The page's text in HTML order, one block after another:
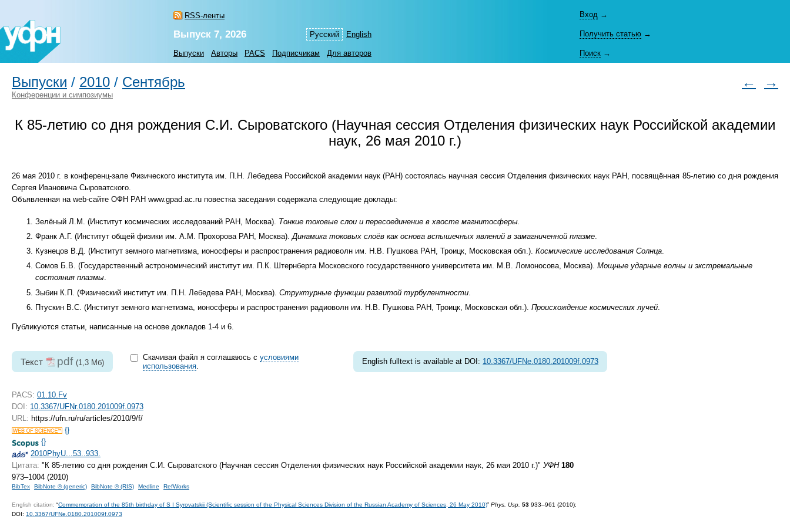
RSS-ленты
Русский English
Вход →
Выпуск 7, 2026 Получить статью →
Выпуски Авторы PACS Подписчикам Для авторов Поиск →
Выпуски / 2010 / Сентябрь ← →
Конференции и симпозиумы
К 85-летию со дня рождения С.И. Сыроватского (Научная сессия Отделения физических наук Российской академии
наук, 26 мая 2010 г.)
26 мая 2010 г. в конференц-зале Физического института им. П.Н. Лебедева Российской академии наук (РАН) состоялась научная сессия Отделения физических наук РАН, посвящённая 85-летиюсо дня рождения
Сергея Ивановича Сыроватского.
Объявленная на web-сайте ОФН РАН www.gpad.ac.ru повестка заседания содержала следующие доклады:
Зелёный Л.М. (Институт космических исследований РАН, Москва). Тонкие токовые слои и пересоединение в хвосте магнитосферы.
Франк А.Г. (Институт общей физики им. А.М. Прохорова РАН, Москва).Динамика токовых слоёв как основа вспышечных явлений в замагниченной плазме.
Кузнецов В.Д. (Институт земного магнетизма, ионосферы и распространения радиоволн им. Н.В. Пушкова РАН, Троицк, Московская обл.). Космические исследования Солнца.
Сомов Б.В. (Государственный астрономический институт им. П.К. Штернберга Московского государственного университета им. М.В. Ломоносова, Москва). Мощные ударные волны и экстремальные
состояния плазмы.
Зыбин К.П. (Физический институт им. П.Н. Лебедева РАН, Москва). Структурные функции развитой турбулентности
Птускин В.С. (Институт земного магнетизма, ионосферы и распространения радиоволн им. Н.В. Пушкова РАН, Троицк, Московская обл.). Происхождение космических лучей
Публикуются статьи, написанные на основе докладов 1-4 и 6.
Текст pdf (1,3 Мб)
Скачивая файл я соглашаюсь с условиями
использования.
English fulltext is available at DOI: 10.3367/UFNe.0180.201009f.0973
PACS: 01.10.Fv
DOI: 10.3367/UFNr.0180.201009f.0973
URL: https://ufn.ru/ru/articles/2010/9/f/
{}
{}
2010PhyU...53..933.
Цитата: "К 85-летию со дня рождения С.И. Сыроватского (Научная сессия Отделения физических наук Российской академии наук, 26 мая 2010 г.)" УФН 180
973–1004 (2010)
BibTex BibNote ® (generic) BibNote ® (RIS) Medline RefWorks
English citation: “Commemoration of the 85th birthday of S I Syrovatskii (Scientific session of the Physical Sciences Division of the Russian Academy of Sciences, 26 May 2010)” Phys. Usp. 53 933–961 (2010);
DOI: 10.3367/UFNe.0180.201009f.0973